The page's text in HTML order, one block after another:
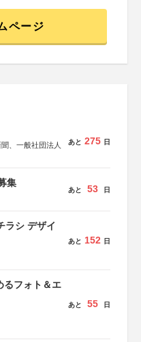
ページ
、一般社団法人
談社、光文社、
、ちいさいミシ
双葉社、文藝春
あと 275 日
集
あと 53 日
ラシ デザイ
あと 152 日
るフォト＆エ
あと 55 日